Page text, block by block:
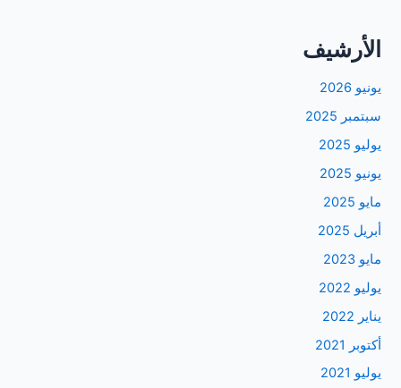
الأرشيف
يونيو 2026
سبتمبر 2025
يوليو 2025
يونيو 2025
مايو 2025
أبريل 2025
مايو 2023
يوليو 2022
يناير 2022
أكتوبر 2021
يوليو 2021